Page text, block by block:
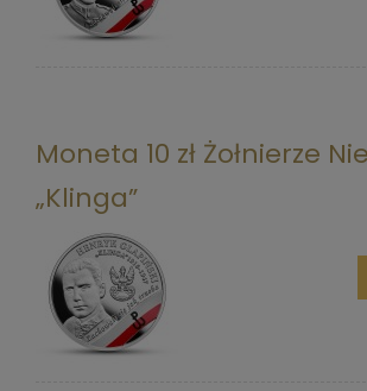
Moneta 10 zł Żołnierze
„Klinga”